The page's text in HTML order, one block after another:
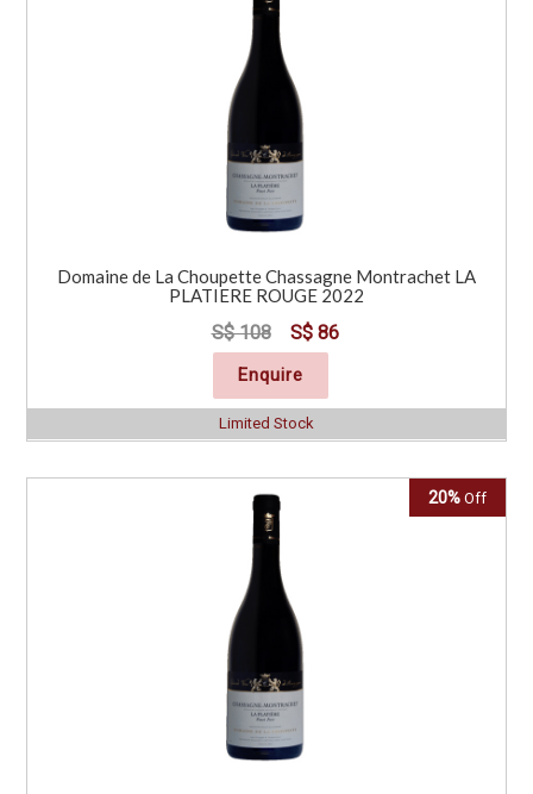
Domaine de La Choupette Chassagne Montrachet LA
PLATIERE ROUGE 2022
S$ 108 S$ 86
Enquire
Limited Stock
20% Off